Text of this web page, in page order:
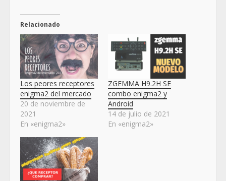
Relacionado
Los peores receptores
enigma2 del mercado
20 de noviembre de
2021
En «enigma2»
ZGEMMA H9.2H SE
combo enigma2 y
Android
14 de julio de 2021
En «enigma2»